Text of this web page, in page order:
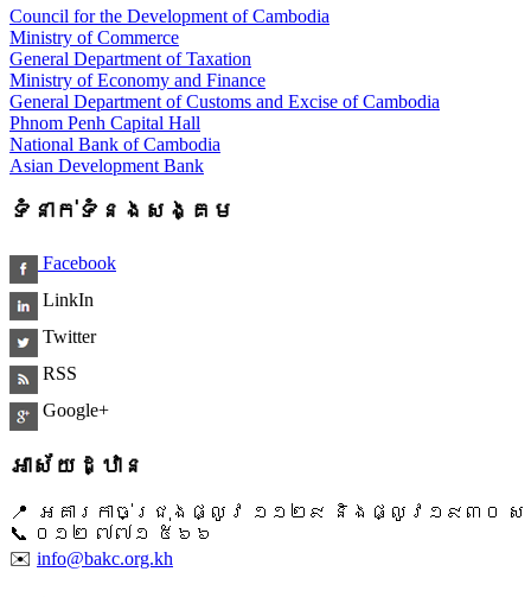
Council for the Development of Cambodia
Ministry of Commerce
General Department of Taxation
Ministry of Economy and Finance
General Department of Customs and Excise of Cambodia
Phnom Penh Capital Hall
National Bank of Cambodia
Asian Development Bank
ទំនាក់ទំនងសង្គម
Facebook
LinkIn
Twitter
RSS
Google+
អាស័យដ្ឋាន
📍 អគារកាច់ជ្រុងផ្លូវ ១១២៩ និងផ្លូវ១៩៣០ ស
📞 ​០១២ ៧៧១ ៥៦៦
✉️ info@bakc.org.kh